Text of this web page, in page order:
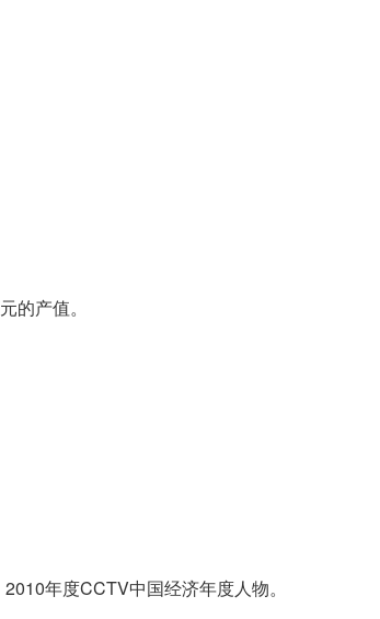
的产值。
年度CCTV中国经济年度人物。